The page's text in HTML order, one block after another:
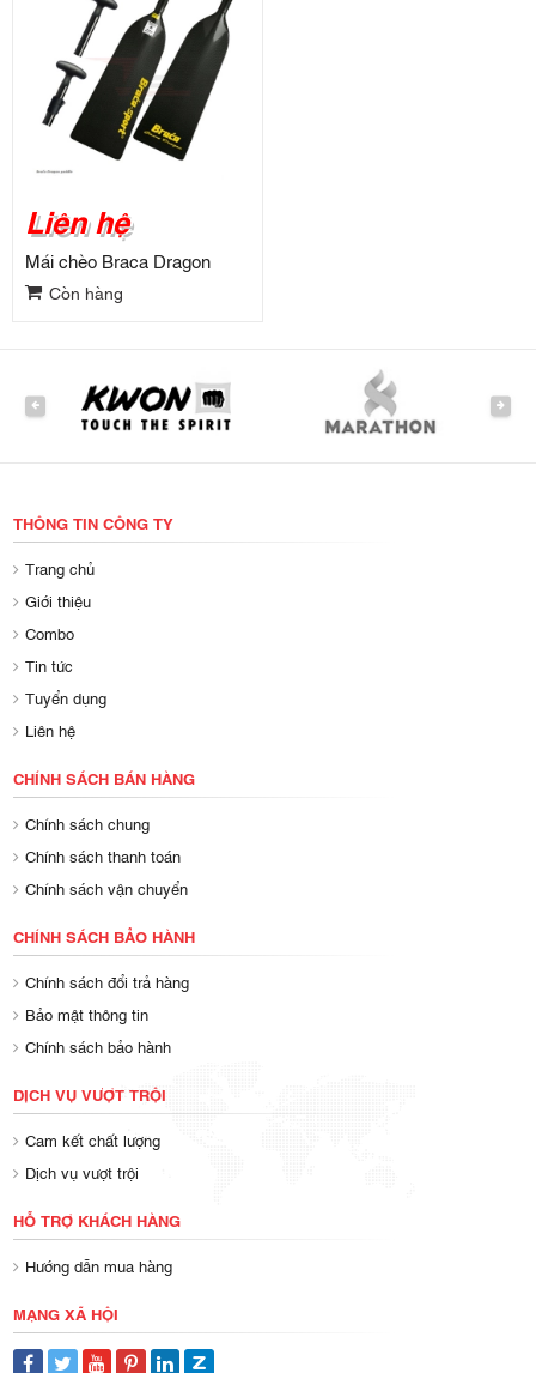
Liên hệ
Mái chèo Braca Dragon
Còn hàng
PREVIOUS NEXT
THÔNG TIN CÔNG TY
Trang chủ
Giới thiệu
Combo
Tin tức
Tuyển dụng
Liên hệ
CHÍNH SÁCH BÁN HÀNG
Chính sách chung
Chính sách thanh toán
Chính sách vận chuyển
CHÍNH SÁCH BẢO HÀNH
Chính sách đổi trả hàng
Bảo mật thông tin
Chính sách bảo hành
DỊCH VỤ VƯỢT TRỘI
Cam kết chất lượng
Dịch vụ vượt trội
HỖ TRỢ KHÁCH HÀNG
Hướng dẫn mua hàng
MẠNG XÃ HỘI